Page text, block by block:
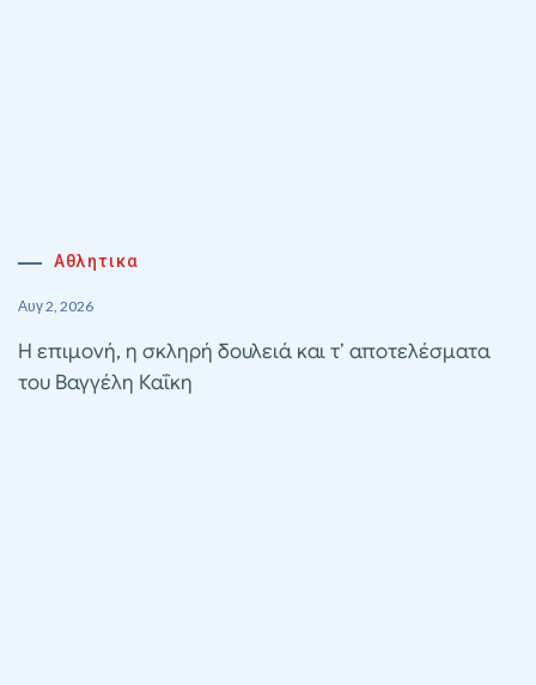
Αθλητικα
Αυγ 2, 2026
Η επιμονή, η σκληρή δουλειά και τ’ αποτελέσματα
του Βαγγέλη Καΐκη